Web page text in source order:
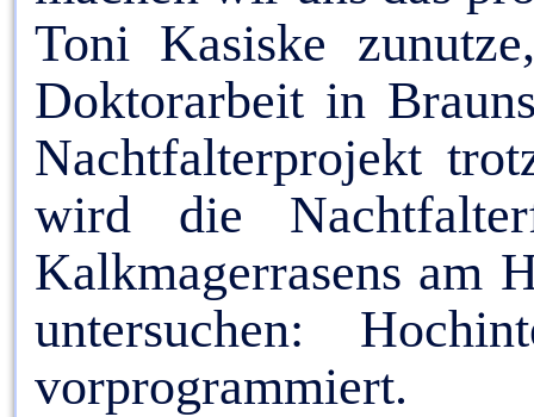
Toni Kasiske
Doktorarbeit in
Nachtfalterprojekt
wird die
Kalkmagerrasens am
untersuchen:
vorprogrammiert.